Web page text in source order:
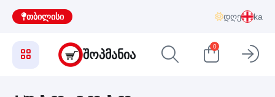
თბილისი დღე ka
ᲨᲝᲞᲛᲐᲜᲘᲐ
0